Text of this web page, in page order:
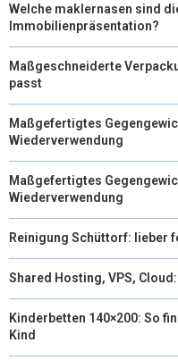
Welche maklernasen sind
Immobilienpräsentation?
Maßgeschneiderte
passt
Maßgefertigtes
Wiederverwendung
Maßgefertigtes
Wiederverwendung
Reinigung Schüttorf: lieber
Shared Hosting, VPS,
Kinderbetten 140×200: So
Kind